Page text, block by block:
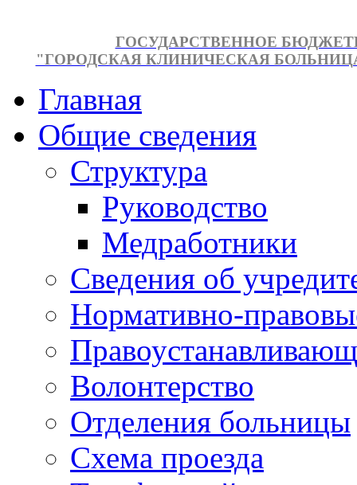
ГОСУДАРСТВЕННОЕ
"ГОРОДСКАЯ КЛИНИЧЕСКАЯ
Главная
Общие сведения
Структура
Руководство
Медработники
Сведения об
Нормативно-
Волонтерство
Отделения больницы
Схема проезда